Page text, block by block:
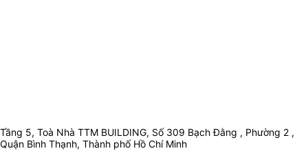
Tầng 5, Toà Nhà TTM BUILDING, Số 309 Bạch Đằng , Phường 2 ,
Quận Bình Thạnh, Thành phố Hồ Chí Minh